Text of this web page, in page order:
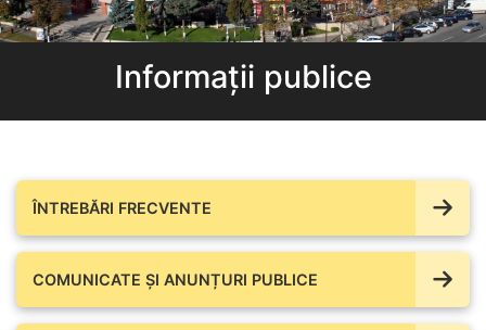
Informații publice
ÎNTREBĂRI FRECVENTE
COMUNICATE ŞI ANUNȚURI PUBLICE